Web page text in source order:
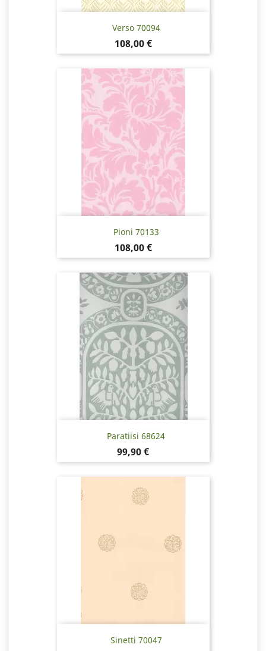
Verso 70094
Hinta
108,00 €
Pioni 70133
Hinta
108,00 €
Paratiisi 68624
Hinta
99,90 €
Sinetti 70047